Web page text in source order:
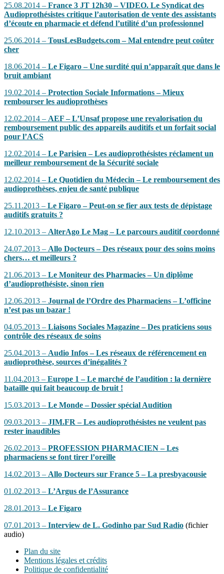
25.08.2014 – France 3 JT 12h30 – VIDEO. Le Syndicat des
Audioprothésistes critique l’autorisation de vente des assistants
d’écoute en pharmacie et défend l’utilité d’un professionnel
25.06.2014 – TousLesBudgets.com – Mal entendre peut coûter
cher
18.06.2014 – Le Figaro – Une surdité qui n’apparaît que dans le
bruit ambiant
19.02.2014 – Protection Sociale Informations – Mieux
rembourser les audioprothèses
12.02.2014 – AEF – L’Unsaf propose une revalorisation du
remboursement public des appareils auditifs et un forfait social
pour l’ACS
12.02.2014 – Le Parisien – Les audioprothésistes réclament un
meilleur remboursement de la Sécurité sociale
12.02.2014 – Le Quotidien du Médecin – Le remboursement des
audioprothèses, enjeu de santé publique
25.11.2013 – Le Figaro – Peut-on se fier aux tests de dépistage
auditifs gratuits ?
12.10.2013 – AlterAgo Le Mag – Le parcours auditif coordonné
24.07.2013 – Allo Docteurs – Des réseaux pour des soins moins
chers… et meilleurs ?
21.06.2013 – Le Moniteur des Pharmacies – Un diplôme
d’audioprothésiste, sinon rien
12.06.2013 – Journal de l’Ordre des Pharmaciens – L’officine
n’est pas un bazar !
04.05.2013 – Liaisons Sociales Magazine – Des praticiens sous
contrôle des réseaux de soins
25.04.2013 – Audio Infos – Les réseaux de référencement en
audioprothèse, sources d’inégalités ?
11.04.2013 – Europe 1 – Le marché de l’audition : la dernière
bataille qui fait beaucoup de bruit !
15.03.2013 – Le Monde – Dossier spécial Audition
09.03.2013 – JIM.FR – Les audioprothésistes ne veulent pas
rester inaudibles
26.02.2013 – PROFESSION PHARMACIEN – Les
pharmaciens se font tirer l’oreille
14.02.2013 – Allo Docteurs sur France 5 – La presbyacousie
01.02.2013 – L’Argus de l’Assurance
28.01.2013 – Le Figaro
07.01.2013 – Interview de L. Godinho par Sud Radio (fichier
audio)
Plan du site
Mentions légales et crédits
Politique de confidentialité